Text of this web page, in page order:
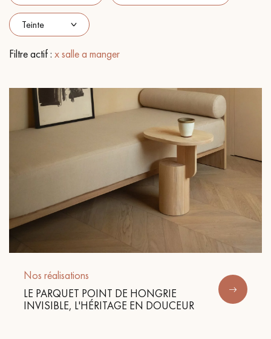
PARQUET VIEILLI
Nos conseillers sont disponibles au
09-8899140
VOUS AVEZ UN PROJET ?
pas dans le choix et la pose de votre parquet.
Filtre actif : x salle a manger
Nos réalisations
LE PARQUET POINT DE HONGRIE
INVISIBLE, L'HÉRITAGE EN DOUCEUR